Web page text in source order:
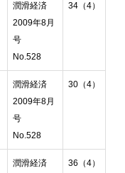
潤滑経済
2009年8月
号
No.528
34（4）
潤滑経済
2009年8月
号
No.528
30（4）
潤滑経済
36（4）